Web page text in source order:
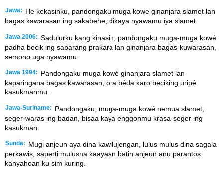
Jawa:
He kekasihku, pandongaku muga kowe ginanjara slamet lan
bagas kawarasan ing sakabehe, dikaya nyawamu iya slamet.
Jawa 2006: Sadulurku kang kinasih, pandongaku muga-muga kowé
padha becik ing sabarang prakara lan ginanjara bagas-kuwarasan,
semono uga nyawamu.
Jawa 1994:
Pandongaku muga kowé ginanjara slamet lan
kaparingana bagas kawarasan, ora béda karo beciking uripé
kasukmanmu.
Jawa-Suriname:
Pandongaku, muga-muga kowé nemua slamet,
seger-waras ing badan, bisaa kaya enggonmu krasa-seger ing
kasukman.
Sunda:
Mugi anjeun aya dina kawilujengan, lulus mulus dina sagala
perkawis, saperti mulusna kaayaan batin anjeun anu parantos
kanyahoan ku sim kuring.